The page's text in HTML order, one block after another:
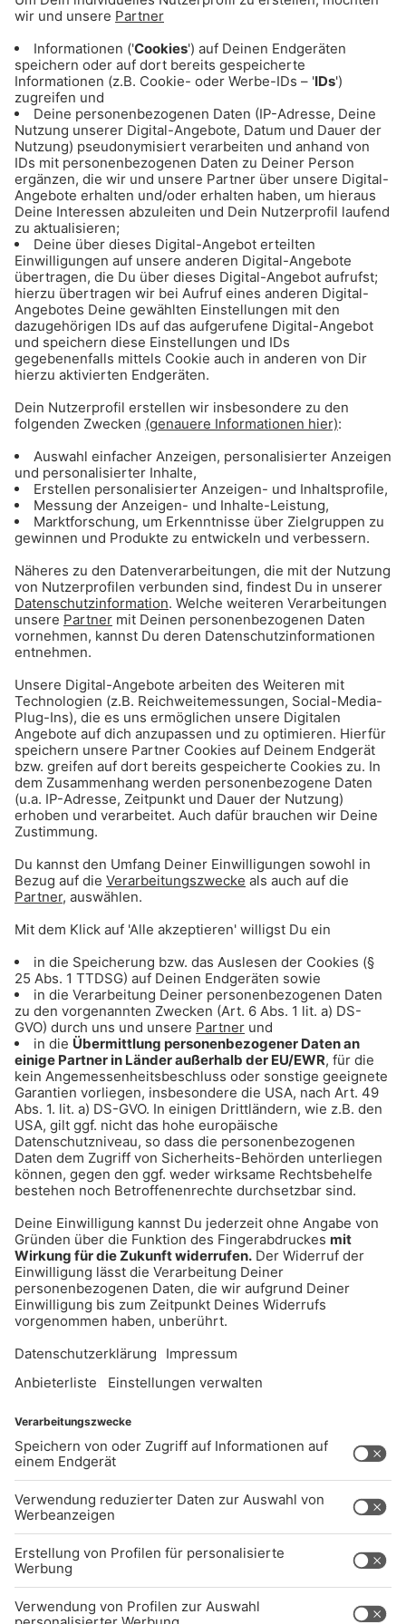
verbringen
„Ich will was mit Medien machen!“ Direkt nach
der Schule ein Praktikum gemacht und nie mehr
davon los gekommen!
Das würde ich machen, wenn morgen die Welt
untergehen würde:
Mir meine Liebsten schnappen, rauf auf die
Zugspitze und das Ganze von da oben aus
anschauen – wenn schon, denn schon!
Meine Stärken:
Meistens gut gelaunt, strukturiert (was
manchmal eine Schwäche ist), sehr pünktlich
Meine Schwächen:
Manchmal zu strukturiert und planend
:-) Ungeduldig!
Mein Lieblingsplatz in München:
Das Seehaus im Englischen Garten! Im Sommer
Kleinhesseloher See hängen – unbezahlbar!
Darum liebe ich München:
Weil ich ein Münchner Kindl bin und es die
schönste Stadt der Welt ist!
UNTERNEHMEN
Kontakt
Jobs
Sendeempfang
Über uns
AKTIV DARAN, UNSERE WEBSITE
BARRIEREFREI ZU GESTALTEN - GEMÄSS D
EN ANFORDERUNGEN DES B
ARRIEREFREIHEITSSTÄRKUNGSGESETZES. W
ENN SIE AUF BARRIEREN STOSSEN ODER UN
TERSTÜTZUNG BENÖTIGEN, KO
NTAKTIEREN SIE UNS GERNE.
Studio-Hotline
(089) 38 38 38 38
info@radiogong.de